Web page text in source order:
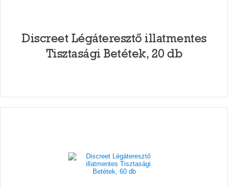
Discreet Légáteresztő illatmentes
Tisztasági Betétek, 20 db